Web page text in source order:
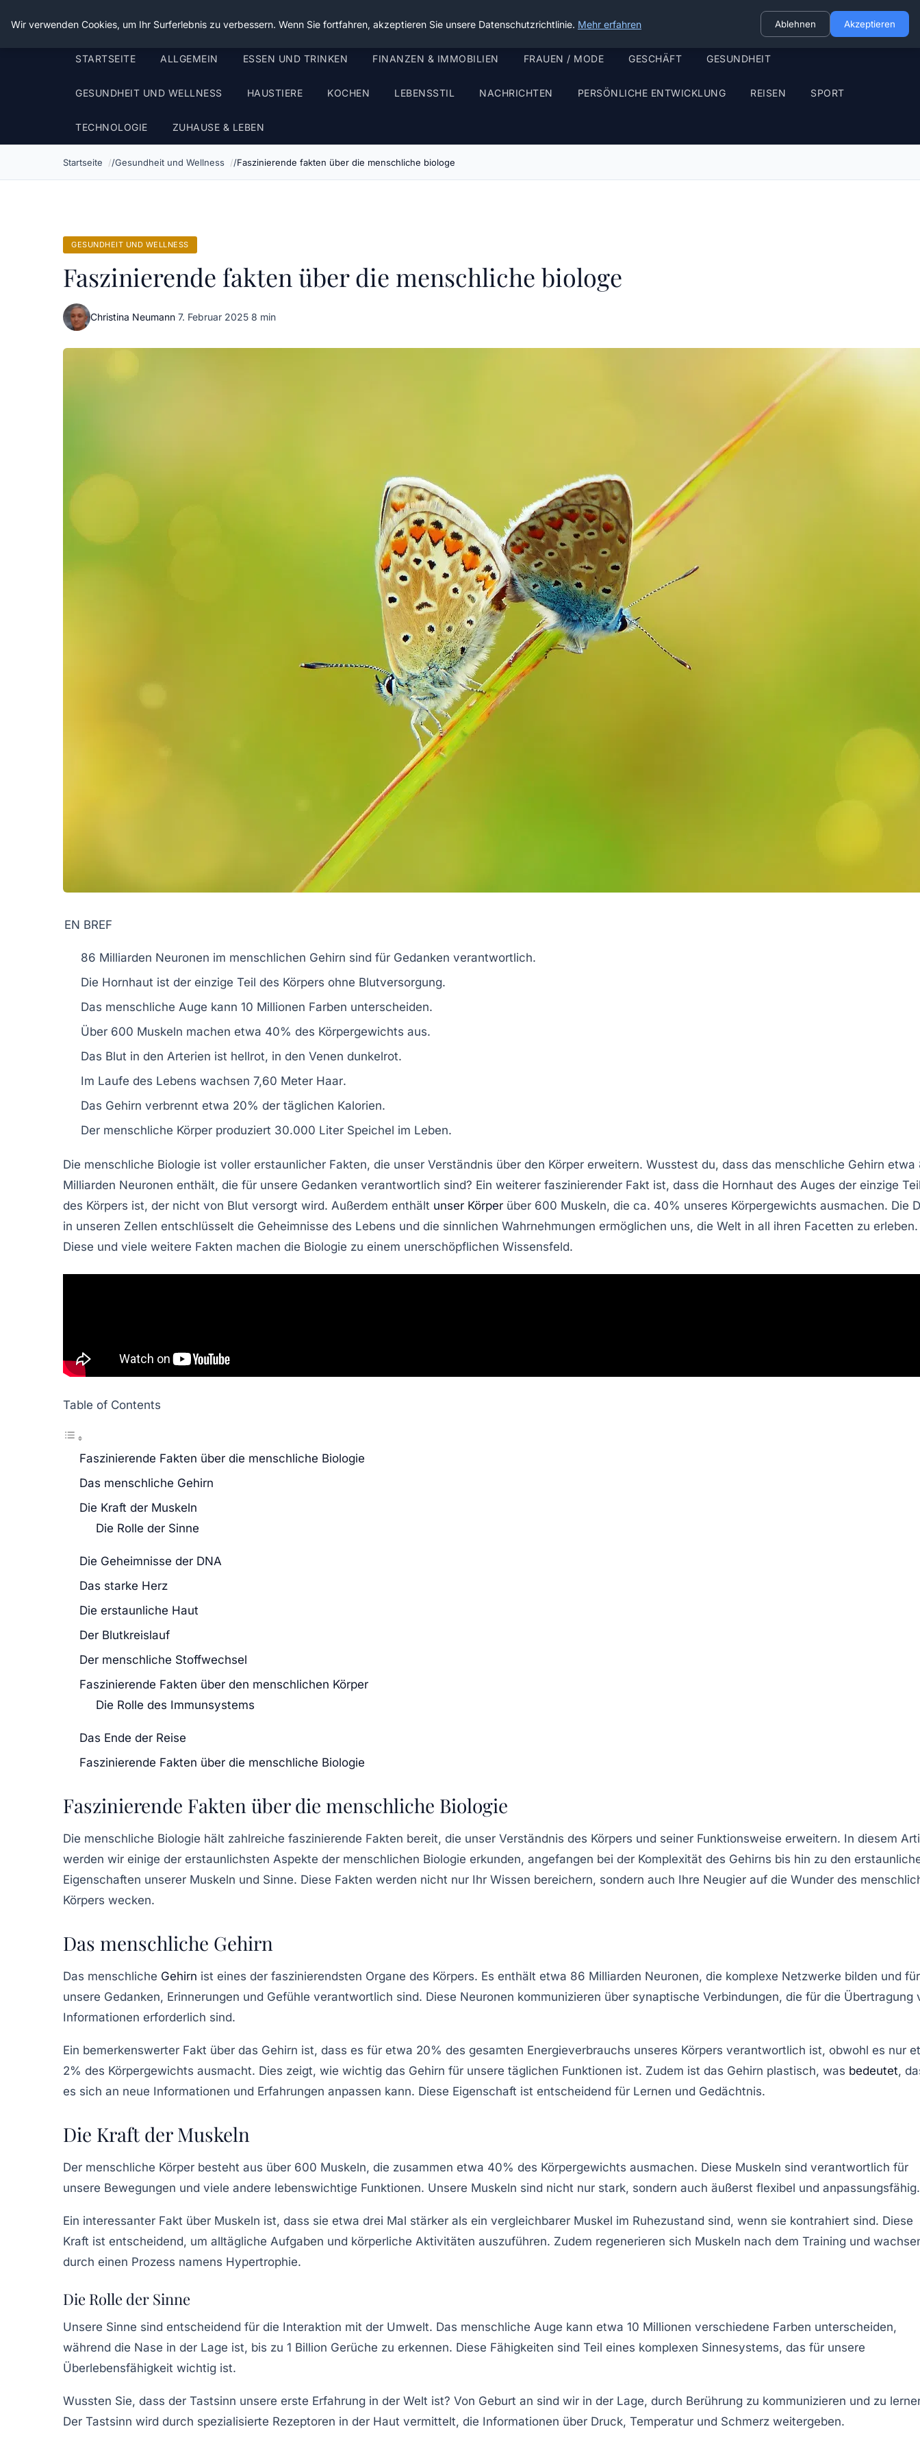
Die Schnitter
STARTSEITE ALLGEMEIN ESSEN UND TRINKEN FINANZEN & IMMOBILIEN FRAUEN / MODE GESCHÄFT GESUNDHEIT
GESUNDHEIT UND WELLNESS HAUSTIERE KOCHEN LEBENSSTIL NACHRICHTEN PERSÖNLICHE ENTWICKLUNG REISEN SPORT
TECHNOLOGIE ZUHAUSE & LEBEN
Startseite Gesundheit und Wellness Faszinierende fakten über die menschliche biologe
GESUNDHEIT UND WELLNESS
Faszinierende fakten über die menschliche biologe
Christina Neumann·7. Februar 2025·8 min
EN BREF
86 Milliarden Neuronen im menschlichen Gehirn sind für Gedanken verantwortlich.
Die Hornhaut ist der einzige Teil des Körpers ohne Blutversorgung.
Das menschliche Auge kann 10 Millionen Farben unterscheiden.
Über 600 Muskeln machen etwa 40% des Körpergewichts aus.
Das Blut in den Arterien ist hellrot, in den Venen dunkelrot.
Im Laufe des Lebens wachsen 7,60 Meter Haar.
Das Gehirn verbrennt etwa 20% der täglichen Kalorien.
Der menschliche Körper produziert 30.000 Liter Speichel im Leben.
Die menschliche Biologie ist voller erstaunlicher Fakten, die unser Verständnis über den Körper erweitern. Wusstest du, dass das menschliche Gehirn etwa
Milliarden Neuronen enthält, die für unsere Gedanken verantwortlich sind? Ein weiterer faszinierender Fakt ist, dass die Hornhaut des Auges der einzige
des Körpers ist, der nicht von Blut versorgt wird. Außerdem enthält unser Körper über 600 Muskeln, die ca. 40% unseres Körpergewichts ausmachen. Die
in unseren Zellen entschlüsselt die Geheimnisse des Lebens und die sinnlichen Wahrnehmungen ermöglichen uns, die Welt in all ihren Facetten zu erleben.
Diese und viele weitere Fakten machen die Biologie zu einem unerschöpflichen Wissensfeld.
Table of Contents
Faszinierende Fakten über die menschliche Biologie
Das menschliche Gehirn
Die Kraft der Muskeln
Die Rolle der Sinne
Die Geheimnisse der DNA
Das starke Herz
Die erstaunliche Haut
Der Blutkreislauf
Der menschliche Stoffwechsel
Faszinierende Fakten über den menschlichen Körper
Die Rolle des Immunsystems
Das Ende der Reise
Faszinierende Fakten über die menschliche Biologie
Faszinierende Fakten über die menschliche Biologie
Die menschliche Biologie hält zahlreiche faszinierende Fakten bereit, die unser Verständnis des Körpers und seiner Funktionsweise erweitern. In diesem
werden wir einige der erstaunlichsten Aspekte der menschlichen Biologie erkunden, angefangen bei der Komplexität des Gehirns bis hin zu den
Eigenschaften unserer Muskeln und Sinne. Diese Fakten werden nicht nur Ihr Wissen bereichern, sondern auch Ihre Neugier auf die Wunder des
Körpers wecken.
Das menschliche Gehirn
Das menschliche Gehirn ist eines der faszinierendsten Organe des Körpers. Es enthält etwa 86 Milliarden Neuronen, die komplexe Netzwerke bilden und für
unsere Gedanken, Erinnerungen und Gefühle verantwortlich sind. Diese Neuronen kommunizieren über synaptische Verbindungen, die für die Übertragung
Informationen erforderlich sind.
Ein bemerkenswerter Fakt über das Gehirn ist, dass es für etwa 20% des gesamten Energieverbrauchs unseres Körpers verantwortlich ist, obwohl es nur
2% des Körpergewichts ausmacht. Dies zeigt, wie wichtig das Gehirn für unsere täglichen Funktionen ist. Zudem ist das Gehirn plastisch, was bedeutet,
es sich an neue Informationen und Erfahrungen anpassen kann. Diese Eigenschaft ist entscheidend für Lernen und Gedächtnis.
Die Kraft der Muskeln
Der menschliche Körper besteht aus über 600 Muskeln, die zusammen etwa 40% des Körpergewichts ausmachen. Diese Muskeln sind verantwortlich für
unsere Bewegungen und viele andere lebenswichtige Funktionen. Unsere Muskeln sind nicht nur stark, sondern auch äußerst flexibel und anpassungsfähig.
Ein interessanter Fakt über Muskeln ist, dass sie etwa drei Mal stärker als ein vergleichbarer Muskel im Ruhezustand sind, wenn sie kontrahiert sind. Diese
Kraft ist entscheidend, um alltägliche Aufgaben und körperliche Aktivitäten auszuführen. Zudem regenerieren sich Muskeln nach dem Training und
durch einen Prozess namens Hypertrophie.
Die Rolle der Sinne
Unsere Sinne sind entscheidend für die Interaktion mit der Umwelt. Das menschliche Auge kann etwa 10 Millionen verschiedene Farben unterscheiden,
während die Nase in der Lage ist, bis zu 1 Billion Gerüche zu erkennen. Diese Fähigkeiten sind Teil eines komplexen Sinnesystems, das für unsere
Überlebensfähigkeit wichtig ist.
Wussten Sie, dass der Tastsinn unsere erste Erfahrung in der Welt ist? Von Geburt an sind wir in der Lage, durch Berührung zu kommunizieren und zu
Der Tastsinn wird durch spezialisierte Rezeptoren in der Haut vermittelt, die Informationen über Druck, Temperatur und Schmerz weitergeben.
Wir verwenden Cookies, um Ihr Surferlebnis zu verbessern. Wenn Sie fortfahren, akzeptieren Sie unsere Datenschutzrichtlinie. Mehr erfahren Ablehnen Akzeptieren